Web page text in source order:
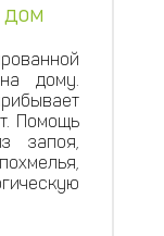
дом
дому.
Помощь
запоя,